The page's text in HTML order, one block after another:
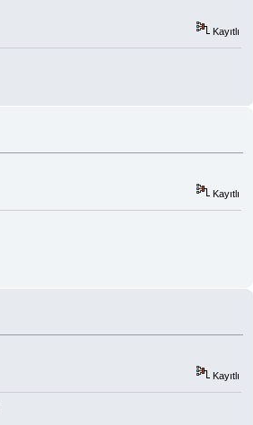
Kayıtlı
Kayıtlı
Kayıtlı